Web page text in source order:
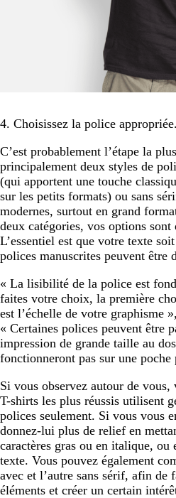
4. Choisissez la police appropriée.
C’est probablement l’étape la
principalement deux styles de
(qui apportent une touche
sur les petits formats) ou sans
modernes, surtout en grand
deux catégories, vos options
L’essentiel est que votre texte soit
polices manuscrites peuvent
« La lisibilité de la police est
faites votre choix, la première
est l’échelle de votre graphisme
« Certaines polices peuvent être
impression de grande taille au
fonctionneront pas sur une
Si vous observez autour de vous,
T-shirts les plus réussis utilisent
polices seulement. Si vous vous
donnez-lui plus de relief en
caractères gras ou en italique,
texte. Vous pouvez également
avec et l’autre sans sérif, afin de
éléments et créer un certain